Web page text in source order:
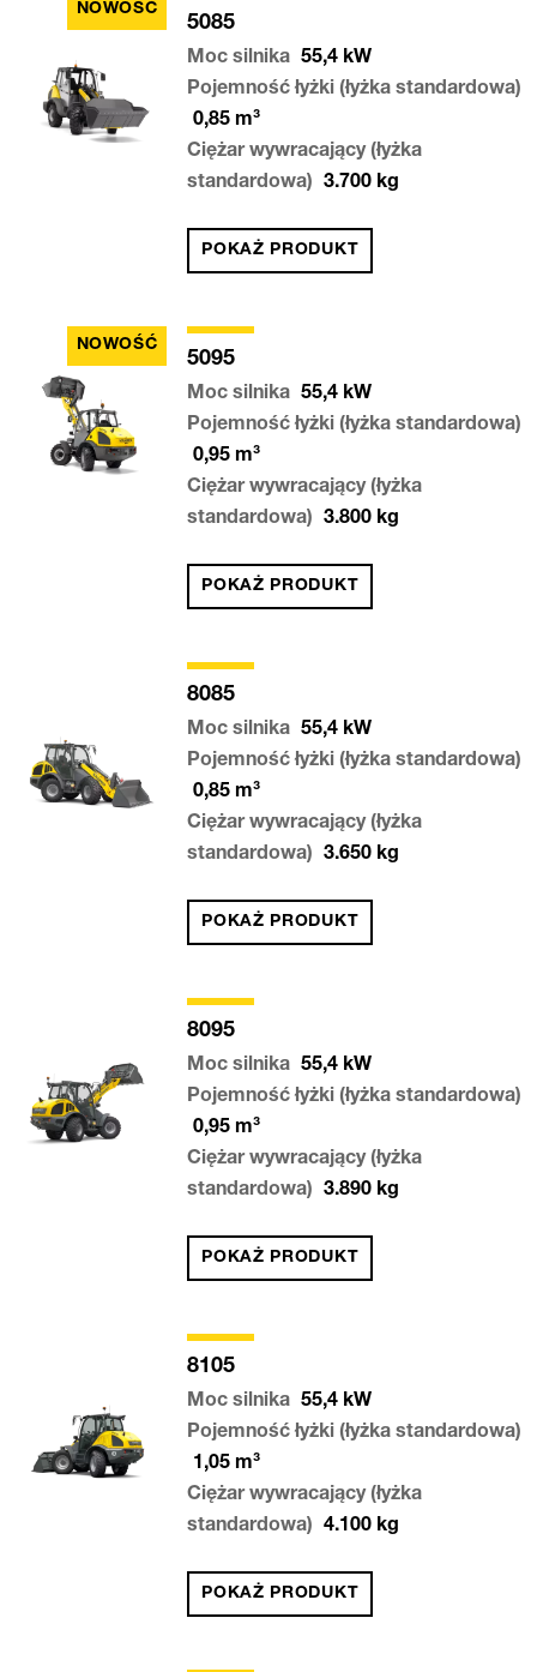
NOWOŚĆ
5085
Moc silnika 55,4 kW
Pojemność łyżki (łyżka standardowa)
0,85 m³
Ciężar wywracający (łyżka
standardowa)
3.700 kg
POKAŻ PRODUKT
NOWOŚĆ
5095
Moc silnika 55,4 kW
Pojemność łyżki (łyżka standardowa)
0,95 m³
Ciężar wywracający (łyżka
standardowa)
3.800 kg
POKAŻ PRODUKT
8085
Moc silnika 55,4 kW
Pojemność łyżki (łyżka standardowa)
0,85 m³
Ciężar wywracający (łyżka
standardowa)
3.650 kg
POKAŻ PRODUKT
8095
Moc silnika 55,4 kW
Pojemność łyżki (łyżka standardowa)
0,95 m³
Ciężar wywracający (łyżka
standardowa)
3.890 kg
POKAŻ PRODUKT
8105
Moc silnika 55,4 kW
Pojemność łyżki (łyżka standardowa)
1,05 m³
Ciężar wywracający (łyżka
standardowa)
4.100 kg
POKAŻ PRODUKT